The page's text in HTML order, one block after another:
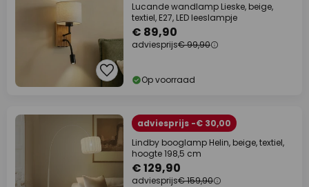
Lucande wandlamp Lieske, beige,
textiel, E27, LED leeslampje
€ 89,90
adviesprijs€ 99,90
Op voorraad
adviesprijs -€ 30,00
Lindby booglamp Helin, beige, textiel,
hoogte 198,5 cm
€ 129,90
adviesprijs€ 159,90